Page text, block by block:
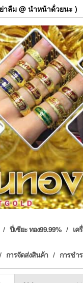
าลืม @ นำหน้าด้่วยนะ )
ปี่เซียะ ทอง99.99% เค
การจัดส่งสินค้า การชำ